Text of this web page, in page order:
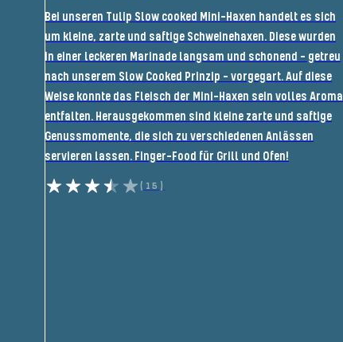
Bei unseren Tulip Slow cooked Mini-Haxen handelt es sich
um kleine, zarte und saftige Schweinehaxen. Diese wurden
in einer leckeren Marinade langsam und schonend - getreu
nach unserem Slow Cooked Prinzip - vorgegart. Auf diese
Weise konnte das Fleisch der Mini-Haxen sein volles Aroma
entfalten. Herausgekommen sind kleine zarte und saftige
Genussmomente, die sich zu verschiedenen Anlässen
servieren lassen. Finger-Food für Grill und Ofen!
(15)